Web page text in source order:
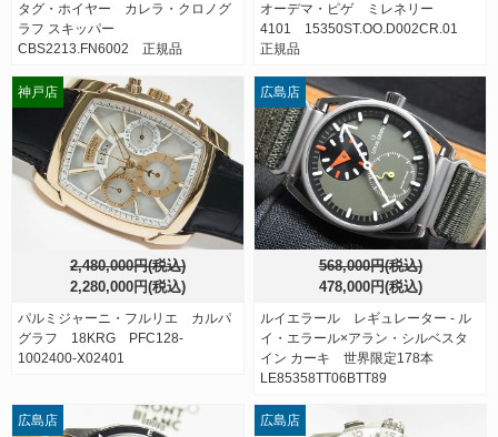
タグ・ホイヤー カレラ・クロノグ
ラフ スキッパー
CBS2213.FN6002 正規品
オーデマ・ピゲ ミレネリー
4101 15350ST.OO.D002CR.01
正規品
2,480,000円(税込)
2,280,000円(税込)
パルミジャーニ・フルリエ カルパ
グラフ 18KRG PFC128-
1002400-X02401
神戸店
568,000円(税込)
478,000円(税込)
ルイエラール レギュレーター - ル
イ・エラール×アラン・シルベスタ
イン カーキ 世界限定178本
LE85358TT06BTT89
広島店
広島店 広島店